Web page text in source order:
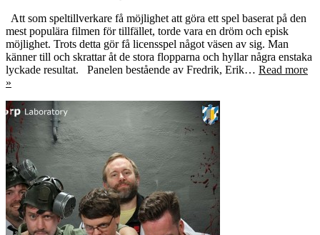
Att som speltillverkare få möjlighet att göra ett spel baserat på den
mest populära filmen för tillfället, torde vara en dröm och episk
möjlighet. Trots detta gör få licensspel något väsen av sig. Man
känner till och skrattar åt de stora flopparna och hyllar några enstaka
lyckade resultat. Panelen bestående av Fredrik, Erik… Read more
»